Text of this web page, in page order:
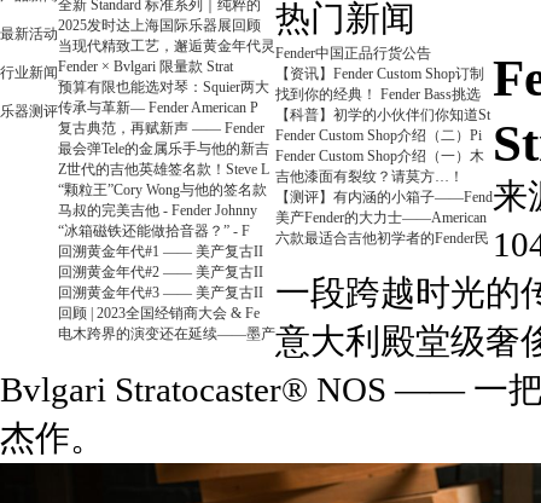
最新活动
行业新闻
乐器测评
全新 Standard 标准系列｜纯粹的
2025发时达上海国际乐器展回顾
当现代精致工艺，邂逅黄金年代灵
Fender × Bvlgari 限量款 Strat
预算有限也能选对琴：Squier两大
传承与革新— Fender American P
复古典范，再赋新声 —— Fender
最会弹Tele的金属乐手与他的新吉
Z世代的吉他英雄签名款！Steve L
“颗粒王”Cory Wong与他的签名款
马叔的完美吉他 - Fender Johnny
“冰箱磁铁还能做拾音器？” - F
回溯黄金年代#1 —— 美产复古II
回溯黄金年代#2 —— 美产复古II
回溯黄金年代#3 —— 美产复古II
回顾 | 2023全国经销商大会 & Fe
电木跨界的演变还在延续——墨产
热门新闻
Fender中国正品行货公告
【资讯】Fender Custom Shop订制
找到你的经典！ Fender Bass挑选
【科普】初学的小伙伴们你知道St
Fender Custom Shop介绍（二）Pi
Fender Custom Shop介绍（一）木
吉他漆面有裂纹？请莫方…！
【测评】有内涵的小箱子——Fend
美产Fender的大力士——American
六款最适合吉他初学者的Fender民
来
一段跨越时光的
意大利殿堂级奢
Bvlgari Stratocaster® NOS —— 一
杰作。